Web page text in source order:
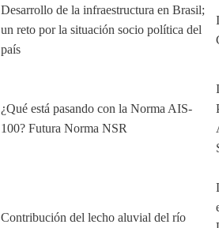
Desarrollo de la infraestructura en Brasil;
un reto por la situación socio política del
país
¿Qué está pasando con la Norma AIS-
100? Futura Norma NSR
Contribución del lecho aluvial del río